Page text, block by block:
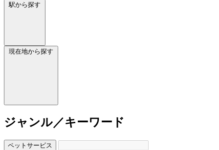
駅から探す
現在地から探す
ジャンル／キーワード
ペットサービス